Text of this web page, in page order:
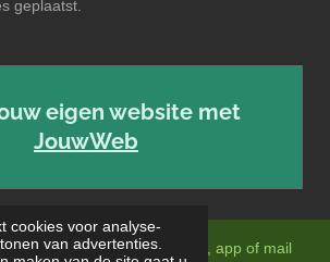
cookies voor analyse-
van advertenties.
geplaatst.
eigen website met
JouwWeb
contact met ons op; bel, app of mail